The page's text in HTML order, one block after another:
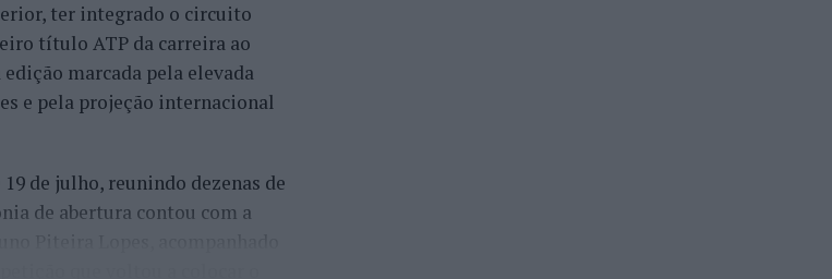
ter integrado o circuito
título ATP da carreira ao
marcada pela elevada
e pela projeção internacional
de julho, reunindo dezenas de
de abertura contou com a